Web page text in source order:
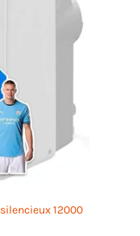
12000